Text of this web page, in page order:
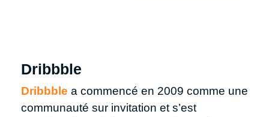
Dribbble
Dribbble a commencé en 2009 comme une
communauté sur invitation et s’est